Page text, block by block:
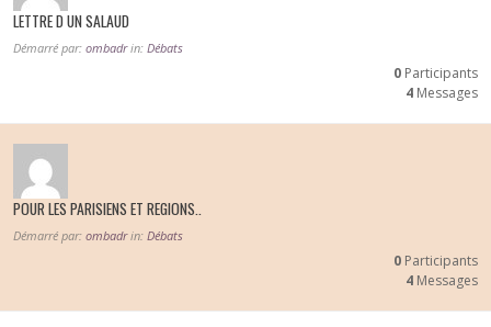
LETTRE D UN SALAUD
Démarré par: ombadr in: Débats
0 Participants
4 Messages
POUR LES PARISIENS ET REGIONS..
Démarré par: ombadr in: Débats
0 Participants
4 Messages